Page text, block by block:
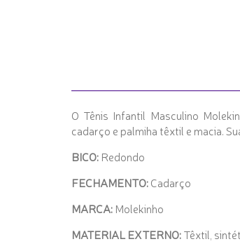
O Tênis Infantil Masculino
cadarço e palmiha têxtil e macia.
BICO: Redondo
FECHAMENTO:Cadarço
MARCA: Molekinho
MATERIAL EXTERNO:Têxtil,